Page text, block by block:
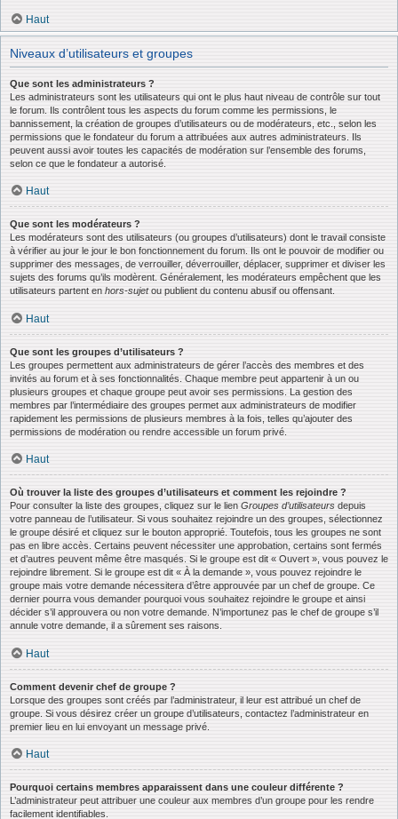
Haut
Niveaux d’utilisateurs et groupes
Que sont les administrateurs ?
Les administrateurs sont les utilisateurs qui ont le plus haut niveau de contrôle sur tout
le forum. Ils contrôlent tous les aspects du forum comme les permissions, le
bannissement, la création de groupes d’utilisateurs ou de modérateurs, etc., selon les
permissions que le fondateur du forum a attribuées aux autres administrateurs. Ils
peuvent aussi avoir toutes les capacités de modération sur l’ensemble des forums,
selon ce que le fondateur a autorisé.
Haut
Que sont les modérateurs ?
Les modérateurs sont des utilisateurs (ou groupes d’utilisateurs) dont le travail consiste
à vérifier au jour le jour le bon fonctionnement du forum. Ils ont le pouvoir de modifier ou
supprimer des messages, de verrouiller, déverrouiller, déplacer, supprimer et diviser les
sujets des forums qu’ils modèrent. Généralement, les modérateurs empêchent que les
utilisateurs partent en hors-sujetou publient du contenu abusif ou offensant.
Haut
Que sont les groupes d’utilisateurs ?
Les groupes permettent aux administrateurs de gérer l’accès des membres et des
invités au forum et à ses fonctionnalités. Chaque membre peut appartenir à un ou
plusieurs groupes et chaque groupe peut avoir ses permissions. La gestion des
membres par l’intermédiaire des groupes permet aux administrateurs de modifier
rapidement les permissions de plusieurs membres à la fois, telles qu’ajouter des
permissions de modération ou rendre accessible un forum privé.
Haut
Où trouver la liste des groupes d’utilisateurs et comment les rejoindre ?
Pour consulter la liste des groupes, cliquez sur le lien Groupes d’utilisateurs depuis
votre panneau de l’utilisateur. Si vous souhaitez rejoindre un des groupes, sélectionnez
le groupe désiré et cliquez sur le bouton approprié. Toutefois, tous les groupes ne sont
pas en libre accès. Certains peuvent nécessiter une approbation, certains sont fermés
et d’autres peuvent même être masqués. Si le groupe est dit « Ouvert », vous pouvez le
rejoindre librement. Si le groupe est dit « À la demande », vous pouvez rejoindre le
groupe mais votre demande nécessitera d’être approuvée par un chef de groupe. Ce
dernier pourra vous demander pourquoi vous souhaitez rejoindre le groupe et ainsi
décider s’il approuvera ou non votre demande. N’importunez pas le chef de groupe s’il
annule votre demande, il a sûrement ses raisons.
Haut
Comment devenir chef de groupe ?
Lorsque des groupes sont créés par l’administrateur, il leur est attribué un chef de
groupe. Si vous désirez créer un groupe d’utilisateurs, contactez l’administrateur en
premier lieu en lui envoyant un message privé.
Haut
Pourquoi certains membres apparaissent dans une couleur différente ?
L’administrateur peut attribuer une couleur aux membres d’un groupe pour les rendre
facilement identifiables.